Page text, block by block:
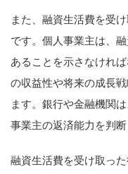
また、融資生活費を受
です。個人事業主は、
あることを示さなけれ
の収益性や将来の成長
ます。銀行や金融機関
事業主の返済能力を判断
融資生活費を受け取っ